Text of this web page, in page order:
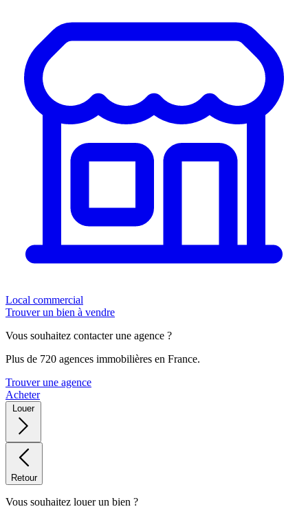
Local commercial
Trouver un bien à vendre
Vous souhaitez contacter une agence ?
Plus de 720 agences immobilières en France.
Trouver une agence
Acheter
Louer
Retour
Vous souhaitez louer un bien ?